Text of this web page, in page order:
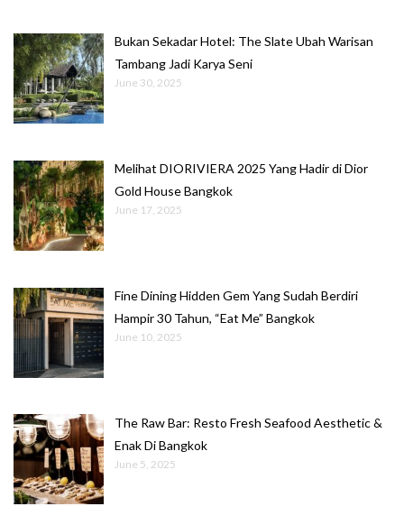
Bukan Sekadar Hotel: The Slate Ubah Warisan
Tambang Jadi Karya Seni
June 30, 2025
Melihat DIORIVIERA 2025 Yang Hadir di Dior
Gold House Bangkok
June 17, 2025
Fine Dining Hidden Gem Yang Sudah Berdiri
Hampir 30 Tahun, “Eat Me” Bangkok
June 10, 2025
The Raw Bar: Resto Fresh Seafood Aesthetic &
Enak Di Bangkok
June 5, 2025